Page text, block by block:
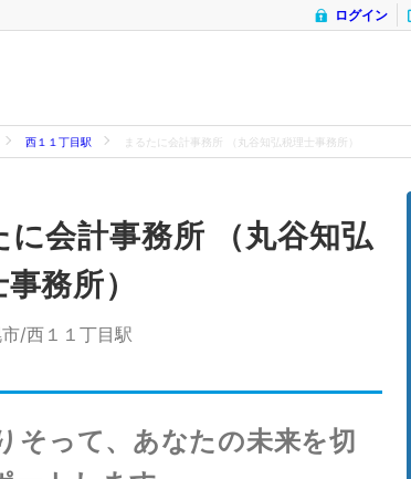
ログイン
西１１丁目駅 まるたに会計事務所 （丸谷知弘税理士事務所）
に会計事務所 （丸谷知弘
務所）
/西１１丁目駅
そって、あなたの未来を切